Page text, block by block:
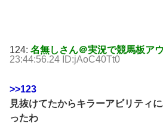
124: 名無しさん＠実況で競馬板ア
23:44:56.24 ID:jAoC40Tt0
>>123
見抜けてたからキラーアビリティ
ったわ